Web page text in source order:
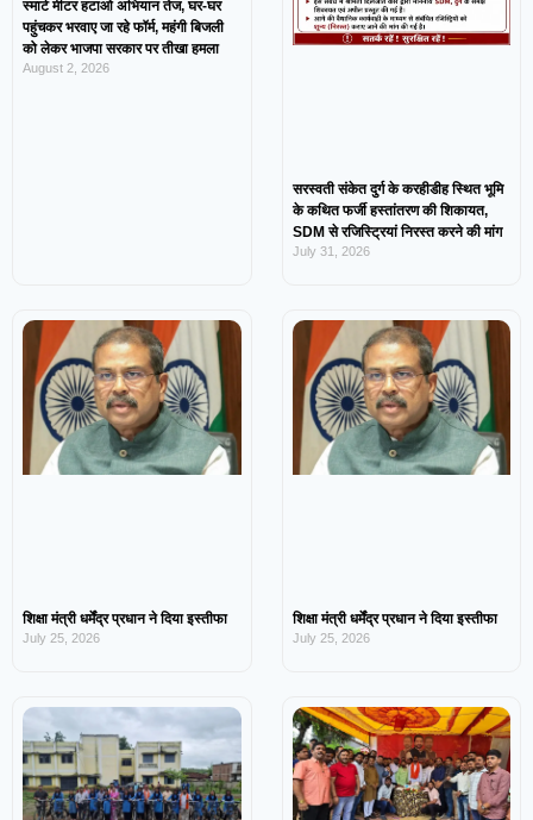
स्मार्ट मीटर हटाओ अभियान तेज, घर-घर
पहुंचकर भरवाए जा रहे फॉर्म, महंगी बिजली
को लेकर भाजपा सरकार पर तीखा हमला
August 2, 2026
सरस्वती संकेत दुर्ग के करहीडीह स्थित भूमि
के कथित फर्जी हस्तांतरण की शिकायत,
SDM से रजिस्ट्रियां निरस्त करने की मांग
July 31, 2026
शिक्षा मंत्री धर्मेंद्र प्रधान ने दिया इस्तीफा
July 25, 2026
शिक्षा मंत्री धर्मेंद्र प्रधान ने दिया इस्तीफा
July 25, 2026